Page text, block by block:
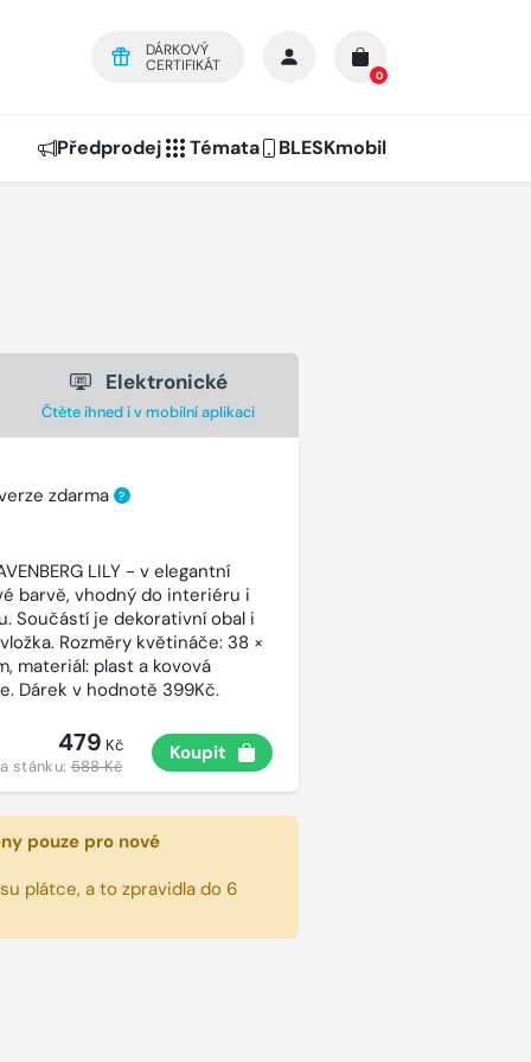
DÁRKOVÝ
CERTIFIKÁT
0
Předprodej Témata BLESKmobil
Elektronické
Čtěte ihned i v mobilní aplikaci
zdarma ?
LILY - v elegantní
barvě, vhodný do interiéru i
Součástí je dekorativní obal i
Rozměry květináče: 38 ×
materiál: plast a kovová
Dárek v hodnotě 399Kč.
479 Kč
stánku:588 Kč
Koupit
pouze pro nové
plátce, a to zpravidla do 6